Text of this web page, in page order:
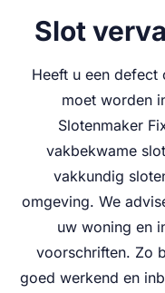
Slot
Heeft u een
moet worden
Slotenmaker
vakbekwame
vakkundig
omgeving. We
uw woning en
voorschriften. Zo
goed werkend en